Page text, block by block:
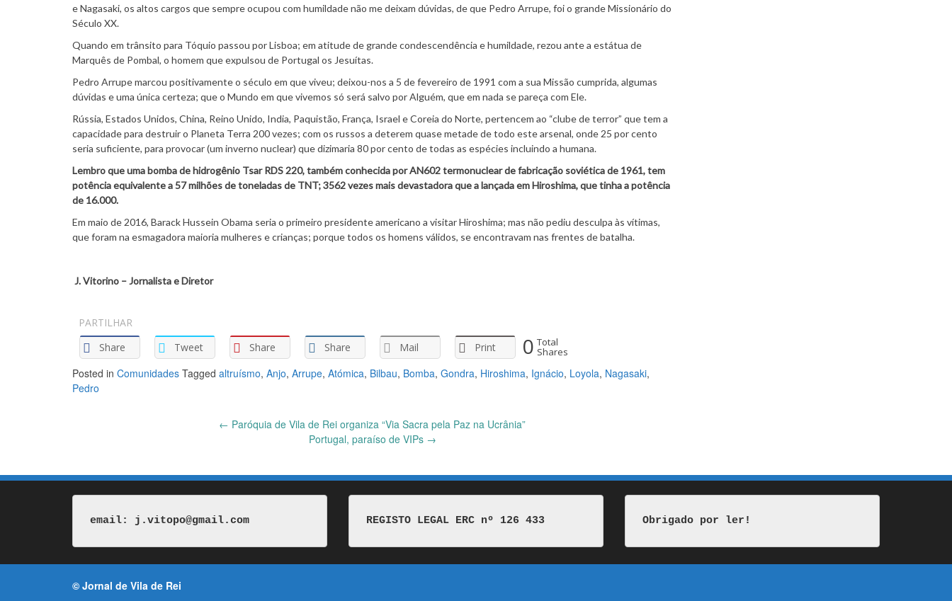
e Nagasaki, os altos cargos que sempre ocupou com humildade não me deixam dúvidas, de que Pedro Arrupe, foi o grande Missionário do
Século XX.
Quando em trânsito para Tóquio passou por Lisboa; em atitude de grande condescendência e humildade, rezou ante a estátua de
Marquês de Pombal, o homem que expulsou de Portugal os Jesuítas.
Pedro Arrupe marcou positivamente o século em que viveu; deixou-nos a 5 de fevereiro de 1991 com a sua Missão cumprida, algumas
dúvidas e uma única certeza; que o Mundo em que vivemos só será salvo por Alguém, que em nada se pareça com Ele.
Rússia, Estados Unidos, China, Reino Unido, India, Paquistão, França, Israel e Coreia do Norte, pertencem ao “clube de terror” que tem a
capacidade para destruir o Planeta Terra 200 vezes; com os russos a deterem quase metade de todo este arsenal, onde 25 por cento
seria suficiente, para provocar (um inverno nuclear) que dizimaria 80 por cento de todas as espécies incluindo a humana.
Lembro que uma bomba de hidrogênio Tsar RDS 220, também conhecida por AN602 termonuclear de fabricação soviética de 1961, tem
potência equivalente a 57 milhões de toneladas de TNT; 3562 vezes mais devastadora que a lançada em Hiroshima, que tinha a potência
de 16.000.
Em maio de 2016, Barack Hussein Obama seria o primeiro presidente americano a visitar Hiroshima; mas não pediu desculpa às vítimas,
que foram na esmagadora maioria mulheres e crianças; porque todos os homens válidos, se encontravam nas frentes de batalha.
J.Vitorino – Jornalista e Diretor
PARTILHAR
Share
Tweet Share Share Mail Print 0 Total
Shares
Posted in Comunidades Tagged altruísmo, Anjo, Arrupe, Atómica, Bilbau, Bomba, Gondra, Hiroshima, Ignácio, Loyola, Nagasaki,
Pedro
← Paróquia de Vila de Rei organiza “Via Sacra pela Paz na Ucrânia”
Portugal, paraíso de VIPs →
email: j.vitopo@gmail.com REGISTO LEGAL ERC nº 126 433 Obrigado por ler!
© Jornal de Vila de Rei